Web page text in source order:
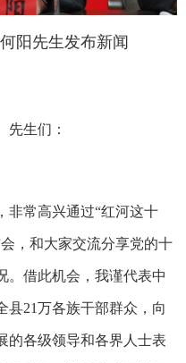
阳先生发布新闻
生们：
常高兴通过“红河这十
，和大家交流分享党的十
。借此机会，我谨代表中
县21万各族干部群众，向
的各级领导和各界人士表